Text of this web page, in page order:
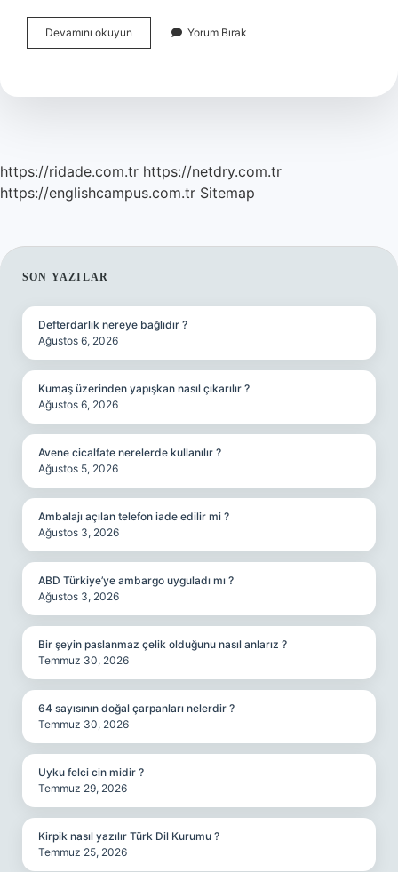
Devamını okuyun
Yere
Nedir
Yorum Bırak
https://ridade.com.tr https://netdry.com.tr
https://englishcampus.com.tr Sitemap
SIDEBAR
SON YAZILAR
Defterdarlık nereye bağlıdır ?
Ağustos 6, 2026
Kumaş üzerinden yapışkan nasıl çıkarılır ?
Ağustos 6, 2026
Avene cicalfate nerelerde kullanılır ?
Ağustos 5, 2026
Ambalajı açılan telefon iade edilir mi ?
Ağustos 3, 2026
ABD Türkiye’ye ambargo uyguladı mı ?
Ağustos 3, 2026
Bir şeyin paslanmaz çelik olduğunu nasıl anlarız ?
Temmuz 30, 2026
64 sayısının doğal çarpanları nelerdir ?
Temmuz 30, 2026
Uyku felci cin midir ?
Temmuz 29, 2026
Kirpik nasıl yazılır Türk Dil Kurumu ?
Temmuz 25, 2026